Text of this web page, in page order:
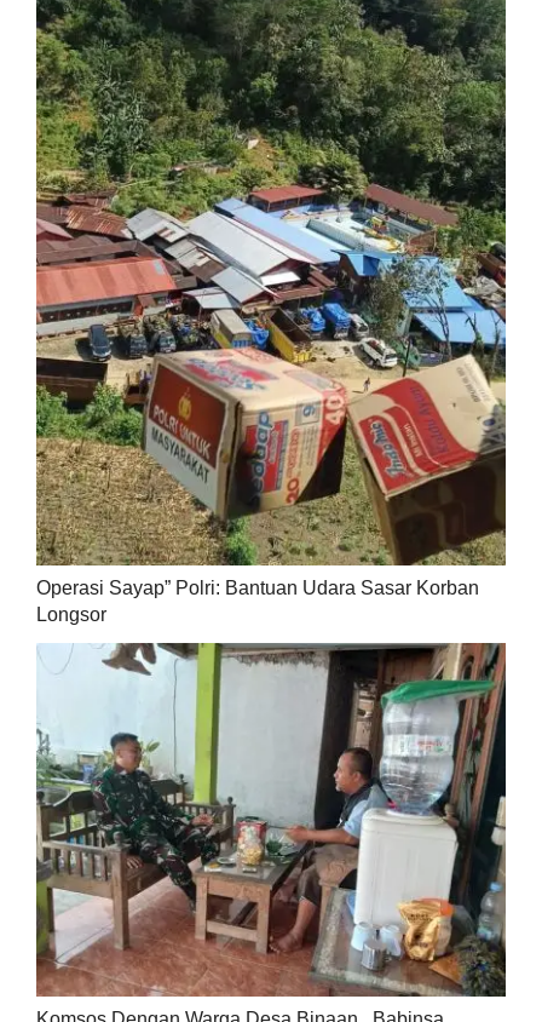
Operasi Sayap” Polri: Bantuan Udara Sasar Korban
Longsor